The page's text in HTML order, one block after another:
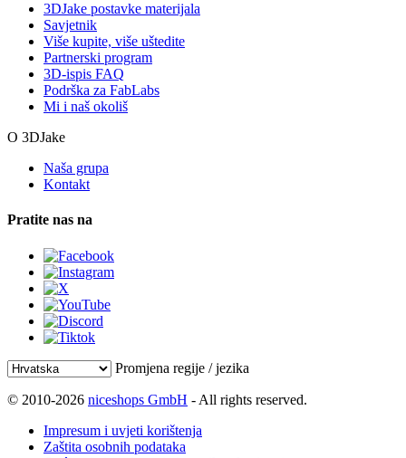
3DJake postavke materijala
Savjetnik
Više kupite, više uštedite
Partnerski program
3D-ispis FAQ
Podrška za FabLabs
Mi i naš okoliš
O 3DJake
Naša grupa
Kontakt
Pratite nas na
Promjena regije / jezika
© 2010-2026 niceshops GmbH - All rights reserved.
Impresum i uvjeti korištenja
Zaštita osobnih podataka